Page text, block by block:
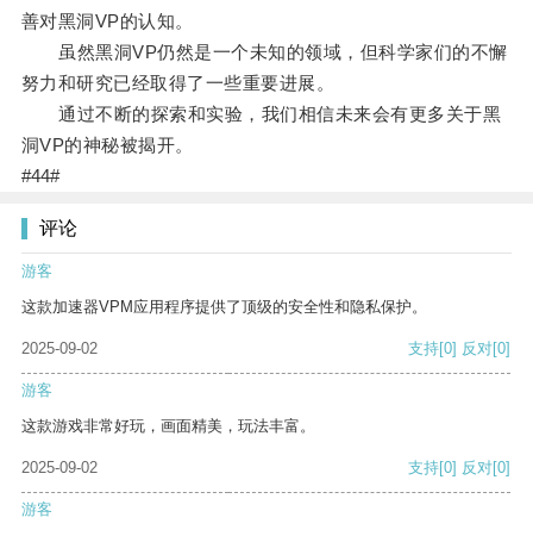
善对黑洞VP的认知。
虽然黑洞VP仍然是一个未知的领域，但科学家们的不懈
努力和研究已经取得了一些重要进展。
通过不断的探索和实验，我们相信未来会有更多关于黑
洞VP的神秘被揭开。
#44#
评论
游客
这款加速器VPM应用程序提供了顶级的安全性和隐私保护。
2025-09-02 支持[0] 反对[0]
游客
这款游戏非常好玩，画面精美，玩法丰富。
2025-09-02 支持[0] 反对[0]
游客